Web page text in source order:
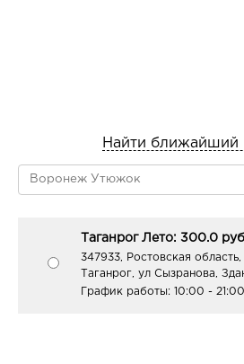
Найти ближайший
Таганрог Лето: 300.0
347933, Ростовская
Таганрог, ул Сызранова,
График работы: 10:00 - 21:00